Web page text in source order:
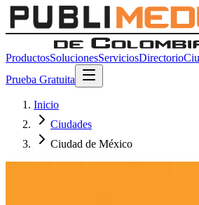
ProductosSolucionesServiciosDirectorio
Prueba Gratuita
Inicio
Ciudades
Ciudad de México